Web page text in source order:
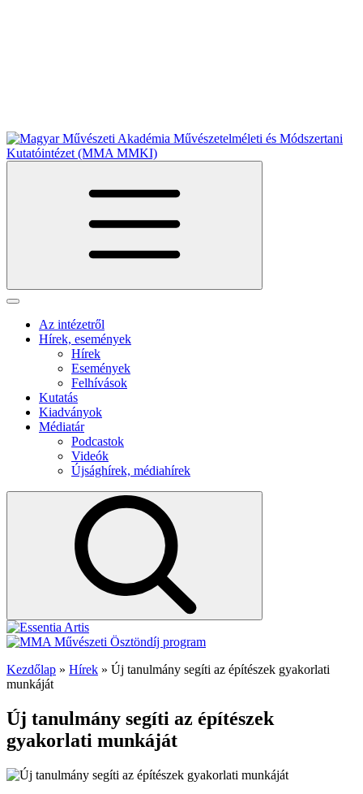
Az intézetről
Hírek, események
Hírek
Események
Felhívások
Kutatás
Kiadványok
Médiatár
Podcastok
Videók
Újsághírek, médiahírek
Kezdőlap » Hírek » Új tanulmány segíti az építészek gyakorlati
munkáját
Új tanulmány segíti az építészek
gyakorlati munkáját